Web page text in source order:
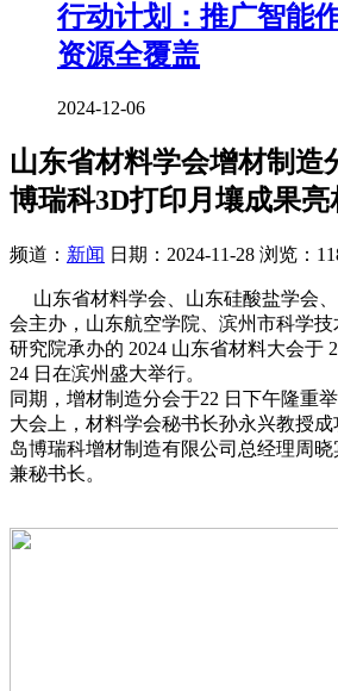
行动计划：推广智能
资源全覆盖
2024-12-06
山东省材料学会增材制造
博瑞科3D打印月壤成果亮
频道： 新闻 日期： 2024-11-28 浏览：
山东省材料学会、山东硅酸盐学会
会主办，山东航空学院、滨州市科学
研究院承办的 2024 山东省材料大会于
24 日在滨州盛大举行。
同期，增材制造分会于22 日下午隆重
大会上，材料学会秘书长孙永兴教授
岛博瑞科增材制造有限公司总经理周
兼秘书长。